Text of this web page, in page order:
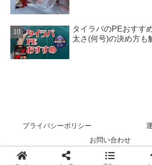
タイラバのPEおすす
太さ(何号)の決め方も
プライバシーポリシー
お問い合わせ
Copyright © 2024 SAKANAZA All